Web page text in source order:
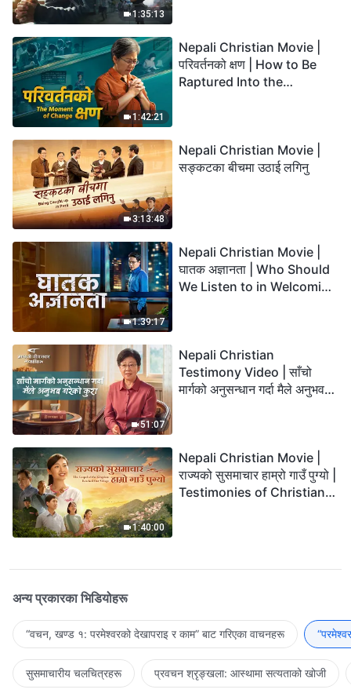
1:35:13
1:42:21
Nepali Christian Movie |
परिवर्तनको क्षण | How to Be
Raptured Into the
3:13:48
Nepali Christian Movie |
सङ्कटका बीचमा उठाई लगिनु
1:39:17
Nepali Christian Movie |
घातक अज्ञानता | Who Should
We Listen to in Welcoming
51:07
Nepali Christian
Testimony Video | साँचो
मार्गको अनुसन्धान गर्दा मैले अनुभव
1:40:00
Nepali Christian Movie |
राज्यको सुसमाचार हाम्रो गाउँ पुग्यो |
Testimonies of Christians
अन्य प्रकारका भिडियोहरू
“वचन, खण्ड १: परमेश्‍वरको देखापराइ र काम” बाट गरिएका वाचनहरू
सुसमाचारीय चलचित्रहरू प्रवचन श्रृङ्खला: आस्थामा सत्यताको खोजी